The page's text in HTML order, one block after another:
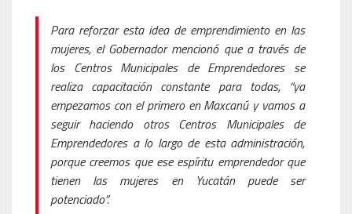
Para reforzar esta idea de emprendimiento en las
mujeres, el Gobernador mencionó que a través de
los Centros Municipales de Emprendedores se
realiza capacitación constante para todas, “ya
empezamos con el primero en Maxcanú y vamos a
seguir haciendo otros Centros Municipales de
Emprendedores a lo largo de esta administración,
porque creemos que ese espíritu emprendedor que
tienen las mujeres en Yucatán puede ser
potenciado”.